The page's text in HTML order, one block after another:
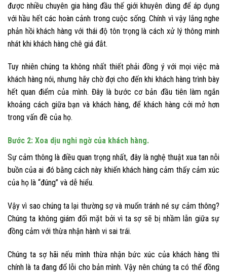
được nhiều chuyên gia hàng đầu thế giới khuyên dùng để áp dụng
với hầu hết các hoàn cảnh trong cuộc sống. Chính vì vậy lắng nghe
phản hồi khách hàng với thái độ tôn trọng là cách xử lý thông minh
nhát khi khách hàng chê giá đắt.
Tuy nhiên chúng ta không nhất thiết phải đồng ý với mọi việc mà
khách hàng nói, nhưng hãy chờ đợi cho đến khi khách hàng trình bày
hết quan điểm của mình. Đây là bước cơ bản đầu tiên làm ngắn
khoảng cách giữa bạn và khách hàng, để khách hàng cởi mở hơn
trong vấn đề của họ.
Bước 2: Xoa dịu nghi ngờ của khách hàng.
Sự cảm thông là điều quan trọng nhất, đây là nghệ thuật xua tan nỗi
buồn của ai đó bằng cách này khiến khách hàng cảm thấy cảm xúc
của họ là “đúng” và dễ hiểu.
Vậy vì sao chúng ta lại thường sợ và muốn tránh né sự cảm thông?
Chúng ta không giám đối mặt bởi vì ta sợ sẽ bị nhầm lẫn giữa sự
đồng cảm với thừa nhận hành vi sai trái.
Chúng ta sợ hãi nếu mình thừa nhận bức xúc của khách hàng thì
chính là ta đang đổ lỗi cho bản mình. Vậy nên chúng ta có thể đồng